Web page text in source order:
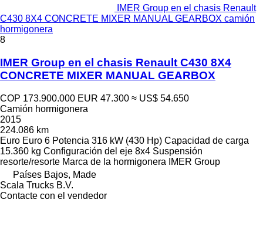
IMER Group en el chasis Renault
C430 8X4 CONCRETE MIXER MANUAL GEARBOX camión
hormigonera
8
IMER Group en el chasis Renault C430 8X4
CONCRETE MIXER MANUAL GEARBOX
COP 173.900.000 EUR 47.300 ≈ US$ 54.650
Camión hormigonera
2015
224.086 km
Euro Euro 6 Potencia 316 kW (430 Hp) Capacidad de carga
15.360 kg Configuración del eje 8x4 Suspensión
resorte/resorte Marca de la hormigonera
IMER Group
Países Bajos, Made
Scala Trucks B.V.
Contacte con el vendedor